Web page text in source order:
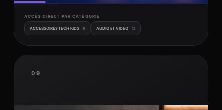
ACCÈS DIRECT PAR CATÉGORIE
ACCESSOIRES TECH KIDS 9 AUDIO ET VIDÉO 12
09